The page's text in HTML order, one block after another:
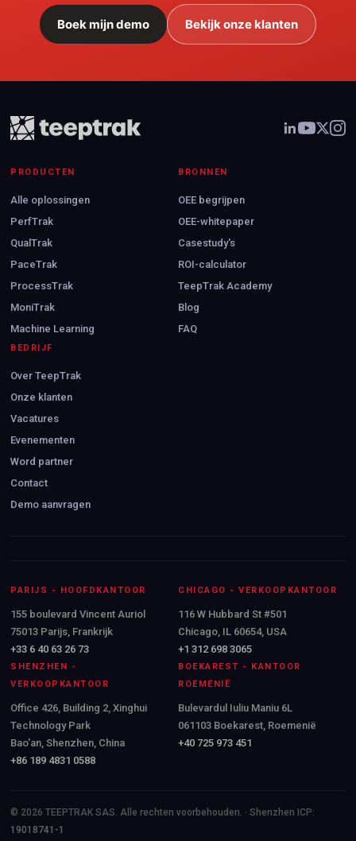
Boek mijn demo Bekijk onze klanten
PRODUCTEN
Alle oplossingen
PerfTrak
QualTrak
PaceTrak
ProcessTrak
MoniTrak
Machine Learning
BRONNEN
OEE begrijpen
OEE-whitepaper
Casestudy's
ROI-calculator
TeepTrak Academy
Blog
FAQ
BEDRIJF
Over TeepTrak
Onze klanten
Vacatures
Evenementen
Word partner
Contact
Demo aanvragen
PARIJS - HOOFDKANTOOR
155 boulevard Vincent Auriol
75013 Parijs, Frankrijk
+33 6 40 63 26 73
CHICAGO - VERKOOPKANTOOR
116 W Hubbard St #501
Chicago, IL 60654, USA
+1 312 698 3065
SHENZHEN -
VERKOOPKANTOOR
Office 426, Building 2, Xinghui
Technology Park
Bao'an, Shenzhen, China
+86 189 4831 0588
BOEKAREST - KANTOOR
ROEMENIË
Bulevardul Iuliu Maniu 6L
061103 Boekarest, Roemenië
+40 725 973 451
© 2026 TEEPTRAK SAS. Alle rechten voorbehouden. · Shenzhen ICP:
19018741-1